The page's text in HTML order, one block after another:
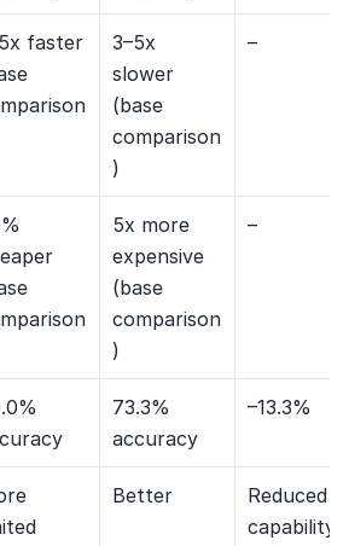
faster
3–5x
slower
(base
comparison
)
–
5x more
expensive
(base
comparison
)
–
73.3%
accuracy
–13.3%
Better
Reduced
capability